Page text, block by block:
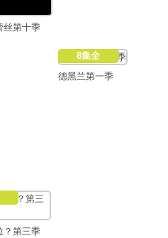
丝第十季
8集全
德黑兰第一季
？第三季